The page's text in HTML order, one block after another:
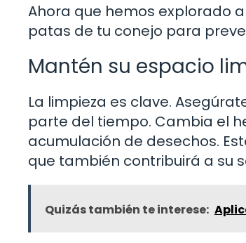
Ahora que hemos explorado
patas de tu conejo para
Mantén su espacio
La limpieza es clave.
parte del tiempo. Cambia el
acumulación de desechos.
que también contribuirá a su
Quizás también te interese: